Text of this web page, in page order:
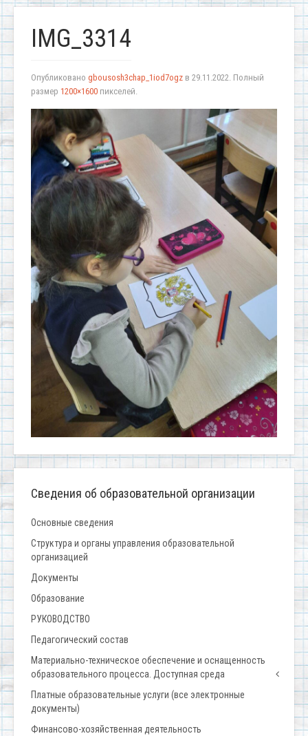
IMG_3314
Опубликовано gbousosh3chap_1iod7ogz в 29.11.2022. Полный
размер 1200×1600 пикселей.
Сведения об образовательной организации
Основные сведения
Структура и органы управления образовательной
организацией
Документы
Образование
РУКОВОДСТВО
Педагогический состав
Материально-техническое обеспечение и оснащенность
образовательного процесса. Доступная среда
Платные образовательные услуги (все электронные
документы)
Финансово-хозяйственная деятельность